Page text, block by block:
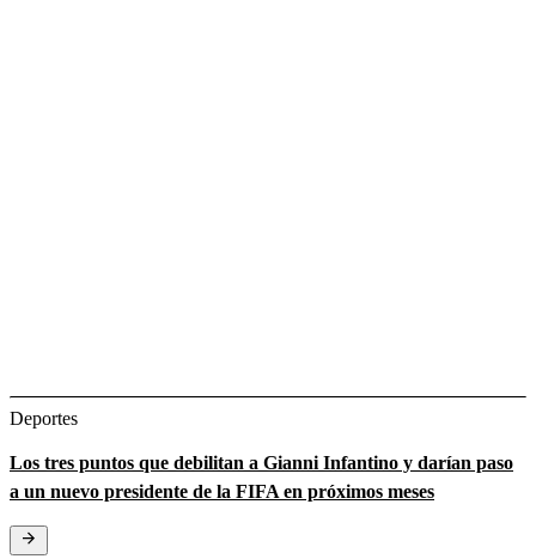
Deportes
Los tres puntos que debilitan a Gianni Infantino y darían paso
a un nuevo presidente de la FIFA en próximos meses